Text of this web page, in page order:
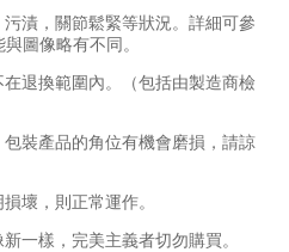
漬，關節鬆緊等狀況。詳細可參
圖像略有不同。
退換範圍內。（包括由製造商檢
裝產品的角位有機會磨損，請諒
壞，則正常運作。
一樣，完美主義者切勿購買。